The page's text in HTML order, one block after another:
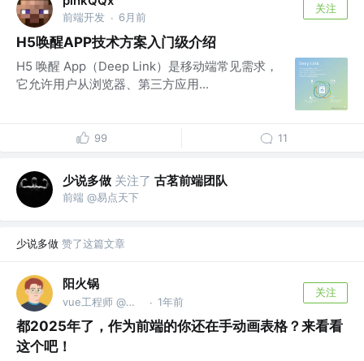
前端开发 · 6月前
关注
H5唤醒APP技术方案入门级介绍
H5 唤醒 App（Deep Link）是移动端常见需求，
它允许用户从浏览器、第三方应用...
99 11
少说多做 关注了 古茗前端团队
前端 @易点天下
少说多做 赞了这篇文章
阳火锅
vue工程师 @百度第一外包仔 · 1年前
关注
都2025年了，作为前端的你还在手动画表格？来看看
这个吧！